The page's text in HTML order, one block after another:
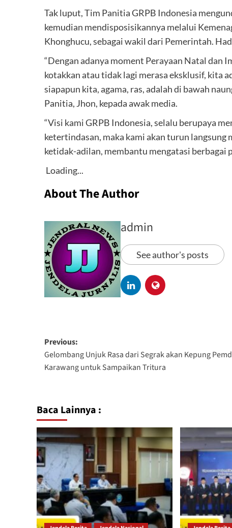
Tak luput, Tim Panitia GRPB Indonesia
kemudian mendisposisikannya melalui
Khonghucu, sebagai wakil dari Pemerintah.
“Dengan adanya moment Perayaan Natal dan
kotakkan atau tidak lagi merasa eksklusif, kita
siapapun kita, agama, ras, adalah di bawah
Panitia, Jhon, kepada awak media.
“Visi kami GRPB Indonesia, selalu berupaya
ketertindasan, maka kami akan turun
ketidak-adilan, membantu mengatasi berbagai
Loading...
About The Author
admin
See author's posts
Previous:
Gelombang Unjuk Rasa dari Segrak akan Kepung
Karawang untuk Sampaikan Tritura
Baca Lainnya :